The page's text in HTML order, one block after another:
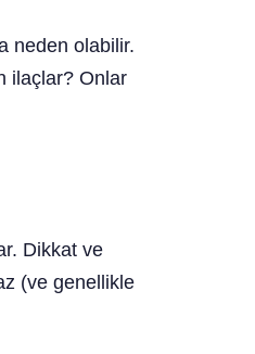
neden olabilir.
ilaçlar? Onlar
Dikkat ve
(ve genellikle